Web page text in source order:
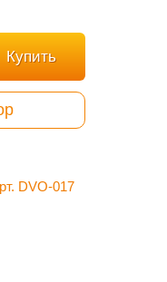
Купить